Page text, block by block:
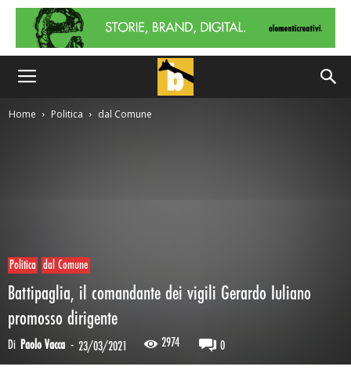
Home Politica dal Comune
Politica dal Comune
Battipaglia, il comandante dei vigili Gerardo Iuliano
promosso dirigente
Di Paolo Vacca - 23/03/2021 2974 0